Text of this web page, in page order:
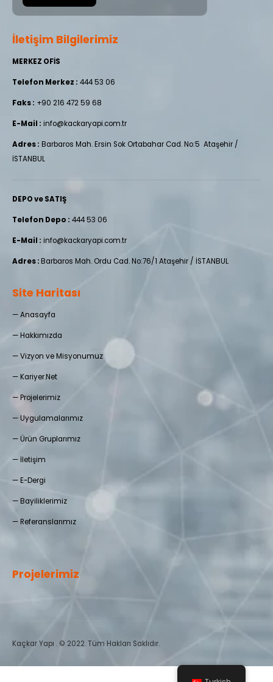
İletişim Bilgilerimiz
MERKEZ OFİS
Telefon Merkez : 444 53 06
Faks : +90 216 472 59 68
E-Mail : info@kackaryapi.com.tr
Adres : Barbaros Mah. Ersin Sok Ortabahar Cad. No:5 Ataşehir /
İSTANBUL
DEPO ve SATIŞ
Telefon Depo : 444 53 06
E-Mail : info@kackaryapi.com.tr
Adres :Barbaros Mah. Ordu Cad. No:76/1 Ataşehir / İSTANBUL
Site Haritası
—Anasayfa
—Hakkımızda
—Vizyon ve Misyonumuz
—Kariyer.Net
—Projelerimiz
—Uygulamalarımız
—Ürün Gruplarımız
— İletişim
—E-Dergi
— Bayiliklerimiz
—Referanslarımız
Projelerimiz
Kaçkar Yapı . © 2022. Tüm Hakları Saklıdır.